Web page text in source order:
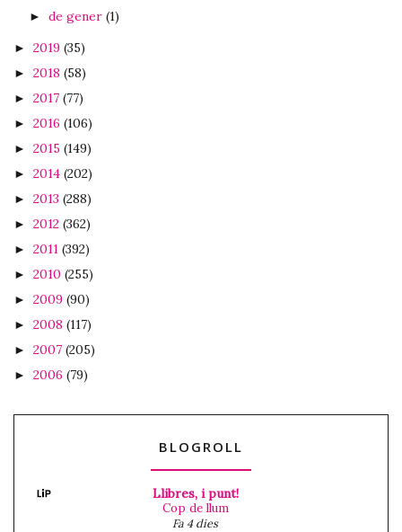
► de gener (1)
► 2019 (35)
► 2018 (58)
► 2017 (77)
► 2016 (106)
► 2015 (149)
► 2014 (202)
► 2013 (288)
► 2012 (362)
► 2011 (392)
► 2010 (255)
► 2009 (90)
► 2008 (117)
► 2007 (205)
► 2006 (79)
BLOGROLL
Llibres, i punt!
Cop de llum
Fa 4 dies